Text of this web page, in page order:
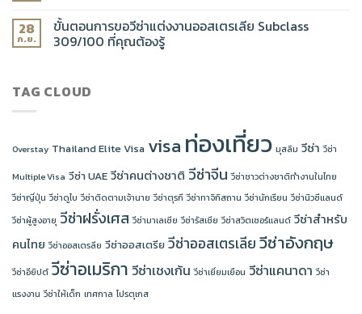
28
ก.ย.
ขั้นตอนการขอวีซ่าแต่งงานออสเตรเลีย Subclass
309/100 ที่คุณต้องรู้
TAG CLOUD
Overstay Thailand Elite Visa visa ท่องเที่ยว มุสลิม วีซ่า วีซ่า
Multiple Visa วีซ่า UAE วีซ่าคนต่างชาติ วีซ่าจีน วีซ่าชาวต่างชาติทำงานในไทย
วีซ่าญี่ปุ่น วีซ่าดูไบ วีซ่าติดตามเจ้านาย วีซ่าตุรกี วีซ่าทาจิกิสถาน วีซ่านักเรียน วีซ่านิวซีแลนด์
วีซ่าผู้สูงอายุ วีซ่าฝรั่งเศส วีซ่ามาเลเซีย วีซ่ารัสเซีย วีซ่าสวิตเซอร์แลนด์ วีซ่าสำหรับ
คนไทย วีซ่าออสเตรลีย วีซ่าออสเตรีย วีซ่าออสเตรเลียวีซ่าอังกฤษ
วีซ่าอียิปต์ วีซ่าอเมริกา วีซ่าเชงเก้น วีซ่าเยี่ยมเยือน วีซ่าแคนาดา วีซ่า
แรงงาน วีซ่าให้เด็ก เทศกาล โปรตุเกส